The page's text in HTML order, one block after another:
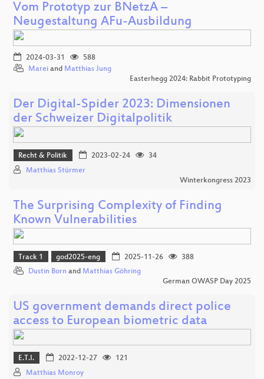
Vom Prototyp zur BNetzA –
Neugestaltung AFu-Ausbildung
2024-03-31
588
Marei and Matthias Jung
Easterhegg 2024: Rabbit Prototyping
Der Digital-Spider 2023: Dimensionen
der Schweizer Digitalpolitik
Recht & Politik 2023-02-24
34
Matthias Stürmer
Winterkongress 2023
The Surprising Complexity of Finding
Known Vulnerabilities
Track 1 god2025-eng 2025-11-26
388
Dustin Born and Matthias Göhring
German OWASP Day 2025
US government demands direct police
access to European biometric data
E.T.I. 2022-12-27
121
Matthias Monroy